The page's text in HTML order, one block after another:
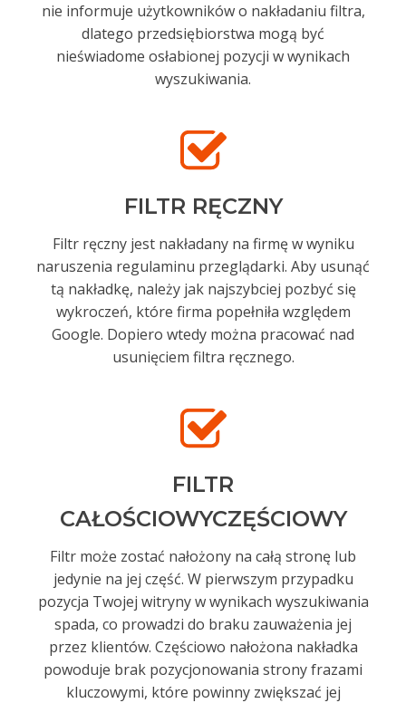
nie informuje użytkowników o nakładaniu filtra,
dlatego przedsiębiorstwa mogą być
nieświadome osłabionej pozycji w wynikach
wyszukiwania.
FILTR RĘCZNY
Filtr ręczny jest nakładany na firmę w wyniku
naruszenia regulaminu przeglądarki. Aby usunąć
tą nakładkę, należy jak najszybciej pozbyć się
wykroczeń, które firma popełniła względem
Google. Dopiero wtedy można pracować nad
usunięciem filtra ręcznego.
FILTR
CAŁOŚCIOWYCZĘŚCIOWY
Filtr może zostać nałożony na całą stronę lub
jedynie na jej część. W pierwszym przypadku
pozycja Twojej witryny w wynikach wyszukiwania
spada, co prowadzi do braku zauważenia jej
przez klientów. Częściowo nałożona nakładka
powoduje brak pozycjonowania strony frazami
kluczowymi, które powinny zwiększać jej